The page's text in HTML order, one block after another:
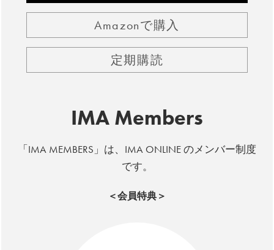
Amazonで購入
定期購読
IMA Members
「IMA MEMBERS」は、IMA ONLINE のメンバー制度
です。
＜会員特典＞